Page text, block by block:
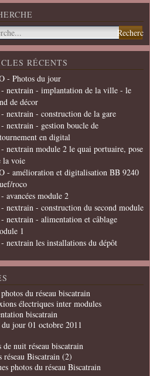
RÉCENTS
- Photos du jour
nextrain - implantation de la ville - le
de décor
nextrain - construction de la gare
nextrain - gestion boucle de
en digital
nextrain module 2 le quai portuaire, pose
la voie
- amélioration et digitalisation BB 9240
roco
avancées module 2
nextrain - construction du second module
nextrain - alimentation et câblage
1
nextrain les installations du dépôt
du réseau biscatrain
électriques inter modules
biscatrain
jour 01 octobre 2011
de nuit réseau biscatrain
réseau Biscatrain (2)
photos du réseau Biscatrain